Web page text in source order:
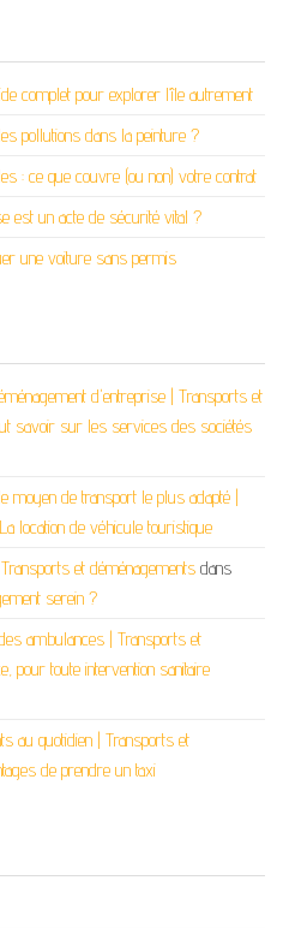
complet pour explorer l’île autrement
pollutions dans la peinture ?
: ce que couvre (ou non) votre contrat
est un acte de sécurité vital ?
une voiture sans permis
d'entreprise | Transports et
savoir sur les services des sociétés
moyen de transport le plus adapté |
La location de véhicule touristique
et déménagements dans
serein ?
ambulances | Transports et
pour toute intervention sanitaire
au quotidien | Transports et
de prendre un taxi